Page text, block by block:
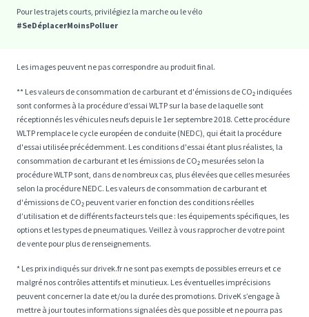
Pour les trajets courts, privilégiez la marche ou le vélo
#SeDéplacerMoinsPolluer
Les images peuvent ne pas correspondre au produit final.
** Les valeurs de consommation de carburant et d'émissions de CO₂ indiquées
sont conformes à la procédure d’essai WLTP sur la base de laquelle sont
réceptionnés les véhicules neufs depuis le 1er septembre 2018. Cette procédure
WLTP remplace le cycle européen de conduite (NEDC), qui était la procédure
d'essai utilisée précédemment. Les conditions d'essai étant plus réalistes, la
consommation de carburant et les émissions de CO₂ mesurées selon la
procédure WLTP sont, dans de nombreux cas, plus élevées que celles mesurées
selon la procédure NEDC. Les valeurs de consommation de carburant et
d'émissions de CO₂ peuvent varier en fonction des conditions réelles
d’utilisation et de différents facteurs tels que : les équipements spécifiques, les
options et les types de pneumatiques. Veillez à vous rapprocher de votre point
de vente pour plus de renseignements.
* Les prix indiqués sur drivek.fr ne sont pas exempts de possibles erreurs et ce
malgré nos contrôles attentifs et minutieux. Les éventuelles imprécisions
peuvent concerner la date et/ou la durée des promotions. DriveK s’engage à
mettre à jour toutes informations signalées dès que possible et ne pourra pas